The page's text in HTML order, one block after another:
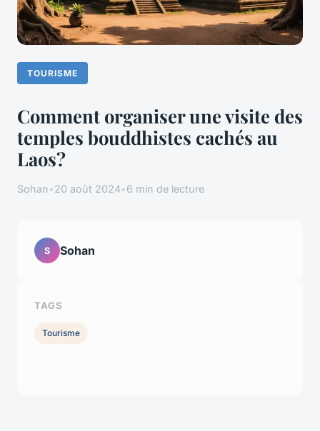
TOURISME
Comment organiser une visite des
temples bouddhistes cachés au
Laos?
Sohan•20 août 2024•6 min de lecture
S Sohan
TAGS
Tourisme